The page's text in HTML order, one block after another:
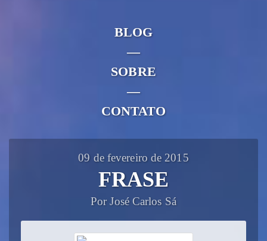
BLOG
—
SOBRE
—
CONTATO
09 de fevereiro de 2015
FRASE
Por José Carlos Sá